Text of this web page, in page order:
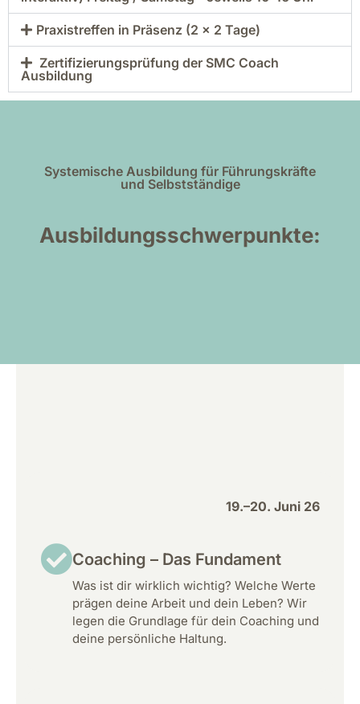
Praxistreffen in Präsenz (2 × 2 Tage)
Zertifizierungsprüfung der SMC Coach
Ausbildung
Systemische Ausbildung für Führungskräfte
und Selbstständige
Ausbildungsschwerpunkte:
19.–20. Juni 26
Coaching – Das Fundament
Was ist dir wirklich wichtig? Welche Werte
prägen deine Arbeit und dein Leben? Wir
legen die Grundlage für dein Coaching und
deine persönliche Haltung.